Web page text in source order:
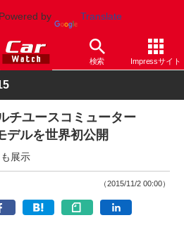
by Translate
検索 Impressサイト
ツ その他
チユースコミューター
デルを世界初公開
展示
（2015/11/2 00:00）